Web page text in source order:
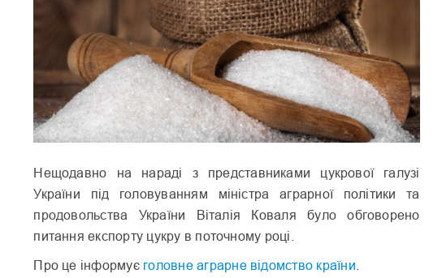
Нещодавно на нараді з представниками цукрової галузі
України під головуванням міністра аграрної політики та
продовольства України Віталія Коваля було обговорено
питання експорту цукру в поточному році.
Про це інформує головне аграрне відомство країни